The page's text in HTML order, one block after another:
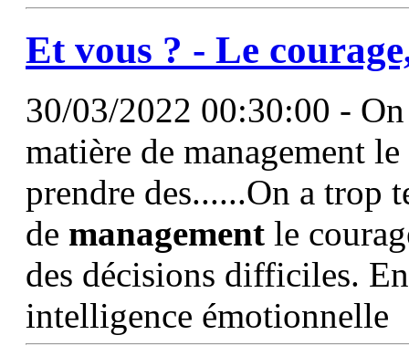
Et vous ? - Le
30/03/2022 00:30:00 -
matière de management
prendre des......On a trop
de management le
des décisions difficiles.
intelligence émotionnelle